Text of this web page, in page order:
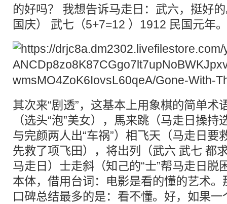
的好吗？ 我想告诉马走日：武六，挺好
国庆） 武七（5+7=12 ）1912 民国元年。
其次来“剧透”，这基本上用象棋的简单术
（选头“泡”美女），馬来跳（马走日操
与完颜两人出“车祸”）相飞天（马走日要
先救了项飞田），将出列（武六 武七 都
马走日）士走斜（知己的“士”帮马走日脱
本体，借用台词：电影是看的懂的艺术
口碑总结最多的是：看不懂。好，如果